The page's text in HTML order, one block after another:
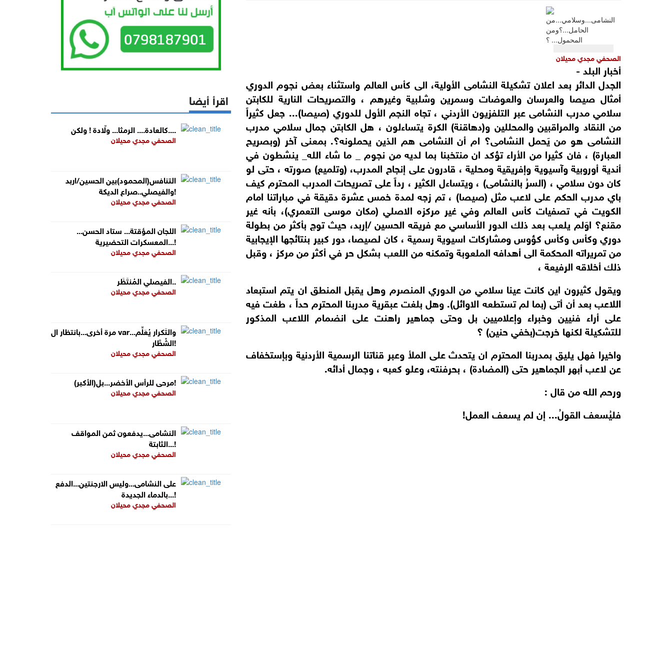
الصحفي مجدي محيلان
أخبار البلد -
الجدل الدائر بعد اعلان تشكيلة النشامى الأولية، الى كأس العالم واستثناء بعض نجوم الدوري
أمثال صيصا والعرسان والعوضات وسمرين وشلبية وغيرهم ، والتصريحات النارية للكابتن
سلامي مدرب النشامى عبر التلفزيون الأردني ، تجاه النجم الأول للدوري (صيصا)... جعل كثيراً
من النقاد والمراقبين والمحللين و(دهاقنة) الكرة يتساءلون ، هل الكابتن جمال سلامي مدرب
النشامى هو من يَحمل النشامى؟ ام أن النشامى هم الذين يحملونه؟. بمعنى آخر (وبصريح
العبارة) ، فان كثيرا من الأراء تؤكد ان منتخبنا بما لديه من نجوم _ ما شاء الله_ ينشطون في
أندية أوروبية وآسيوية وإفريقية ومحلية ، قادرون على إنجاح المدرب، (وتلميع) صورته ، حتى لو
كان دون سلامي ، (السرُ بالنشامى) ، ويتساءل الكثير ، رداً على تصريحات المدرب المحترم كيف
باي مدرب الحكم على لاعب مثل (صيصا) ، تم زجه لمدة خمس عشرة دقيقة في مباراتنا امام
الكويت في تصفيات كأس العالم وفي غير مركزه الاصلي (مكان موسى التعمري)، بأنه غير
مقنع؟ اوَلم يلعب بعد ذلك الدور الأساسي مع فريقه الحسين /إربد، حيث توج بأكثر من بطولة
دوري وكأس وكأس كؤوس ومشاركات اسيوية رسمية ، كان لصيصا، دور كبير بنتائجها الإيجابية
من تمريراته المحكمة الى أهدافه الملعوبة وتمكنه من اللعب بشكل حر في أكثر من مركز ، وقبل
ذلك أخلاقه الرفيعة ،
ويقول كثيرون اين كانت عينا سلامي من الدوري المنصرم وهل يقبل المنطق ان يتم استبعاد
اللاعب بعد أن أتى (بما لم تستطعه الاوائل). وهل بلغت عبقرية مدربنا المحترم حداً ، طغت فيه
على أراء فنيين وخبراء وإعلاميين بل وحتى جماهير راهنت على انضمام اللاعب المذكور
للتشكيلة لكنها خرجت(بخفي حنين) ؟
واخيرا فهل يليق بمدربنا المحترم ان يتحدث على الملأ وعبر قناتنا الرسمية الأردنية وبإستخفاف
عن لاعب أبهر الجماهير حتى (المضادة) ، بحرفنته، وعلو كعبه ، وجمال أدائه.
ورحم الله من قال :
فليُسعف القولُ... إن لم يسعف العمل!
اقرأ أيضا
كالعادة.... الرمثا... ولّادة ! ولكن....
الصحفي مجدي محيلان
التنافس(المحمود)بين الحسين/اربد
والفيصلي..صراع الديكة!
الصحفي مجدي محيلان
اللجان المؤقتة... ستاد الحسن...
المعسكرات التحضيرية...!
الصحفي مجدي محيلان
الفيصلي المُنتَظَر..
الصحفي مجدي محيلان
مرة أخرى...بانتظار ال var...والتَكرار يُعَلِّم
الشُطَّار!
الصحفي مجدي محيلان
مرحى للرأس الأخضر...بل(الأكبر)!
الصحفي مجدي محيلان
النشامى...يدفعون ثمن المواقف
الثابتة...!
الصحفي مجدي محيلان
على النشامى...وليس الارجنتين...الدفع
بالدماء الجديدة...!
الصحفي مجدي محيلان